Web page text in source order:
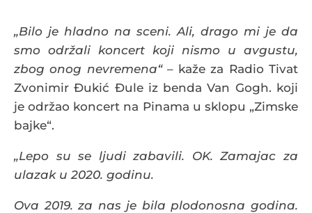
„Bilo je hladno na sceni. Ali, drago mi je da
smo održali koncert koji nismo u avgustu,
zbog onog nevremena“– kaže za Radio Tivat
Zvonimir Đukić Đule iz benda Van Gogh. koji
je održao koncert na Pinama u sklopu „Zimske
bajke“.
„Lepo su se ljudi zabavili. OK. Zamajac za
ulazak u 2020. godinu.
Ova 2019. za nas je bila plodonosna godina.